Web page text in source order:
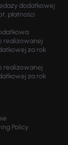
dodatkowej
płatności
realizowanej
za rok
realizowanej
za rok
Policy